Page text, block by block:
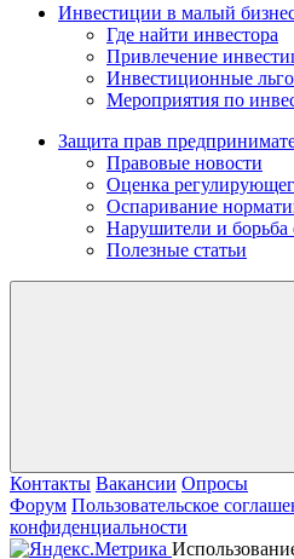
Инвестиции в малый
Где найти инвестора
Привлечение
Инвестиционные
Мероприятия по
Защита прав
Правовые новости
Оценка
Оспаривание
Нарушители и борьба
Полезные статьи
Контакты Вакансии Опросы
Форум Пользовательское
конфиденциальности